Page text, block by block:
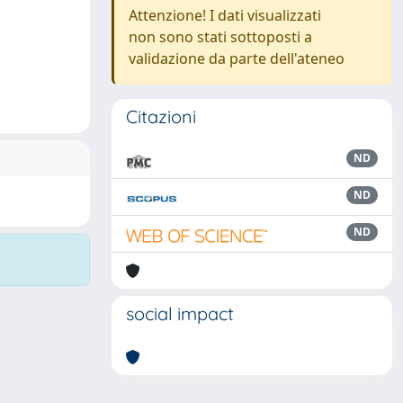
Attenzione! I dati visualizzati
non sono stati sottoposti a
validazione da parte dell'ateneo
Citazioni
ND
ND
ND
social impact